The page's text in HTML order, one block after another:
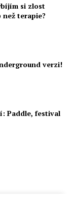
si zlost
než terapie?
verzi!
Paddle, festival